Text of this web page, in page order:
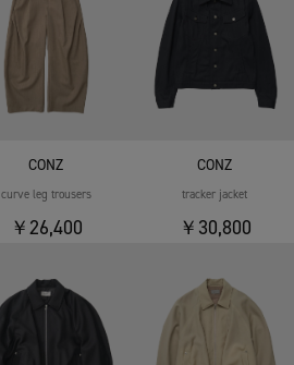
CONZ
curve leg trousers
￥26,400
CONZ
tracker jacket
￥30,800